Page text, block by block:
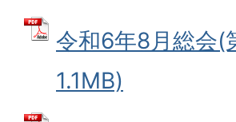
令和6年8月総会(
1.1MB)